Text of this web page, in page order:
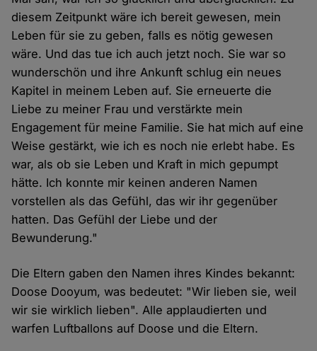
diesem Zeitpunkt wäre ich bereit gewesen, mein
Leben für sie zu geben, falls es nötig gewesen
wäre. Und das tue ich auch jetzt noch. Sie war so
wunderschön und ihre Ankunft schlug ein neues
Kapitel in meinem Leben auf. Sie erneuerte die
Liebe zu meiner Frau und verstärkte mein
Engagement für meine Familie. Sie hat mich auf eine
Weise gestärkt, wie ich es noch nie erlebt habe. Es
war, als ob sie Leben und Kraft in mich gepumpt
hätte. Ich konnte mir keinen anderen Namen
vorstellen als das Gefühl, das wir ihr gegenüber
hatten. Das Gefühl der Liebe und der
Bewunderung."
Die Eltern gaben den Namen ihres Kindes bekannt:
Doose Dooyum, was bedeutet: "Wir lieben sie, weil
wir sie wirklich lieben". Alle applaudierten und
warfen Luftballons auf Doose und die Eltern.